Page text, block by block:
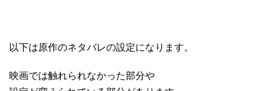
以下は原作のネタバレの設定になります。
映画では触れられなかった部分や